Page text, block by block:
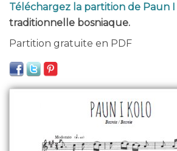
Téléchargez la partition de Paun
traditionnelle bosniaque.
Partition gratuite en PDF